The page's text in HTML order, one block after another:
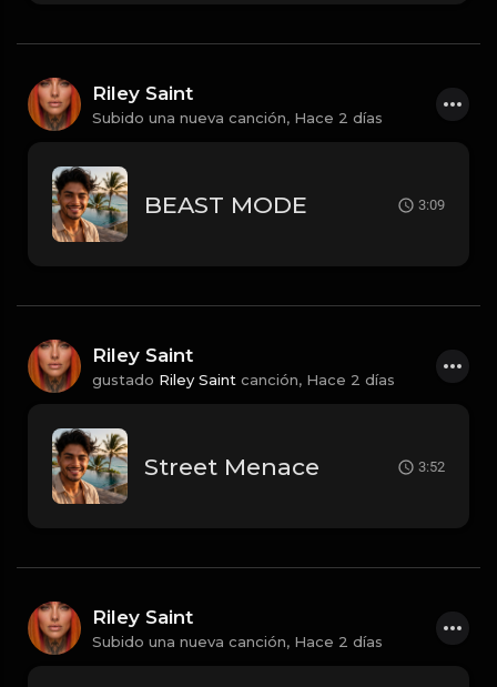
Riley Saint
Subido una nueva canción, Hace 2 días
BEAST MODE 3:09
Riley Saint
gustado Riley Saint canción, Hace 2 días
Street Menace 3:52
Riley Saint
Subido una nueva canción, Hace 2 días